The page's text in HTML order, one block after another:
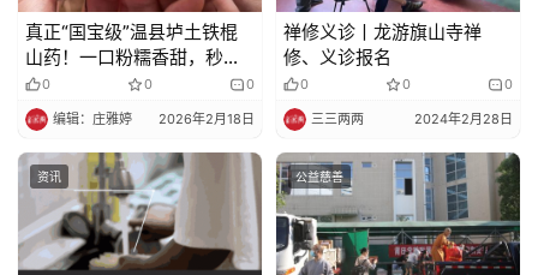
真正“国宝级”温县垆土铁棍
山药！一口粉糯香甜，秒杀
市面99％的菜山药~
0 0 0
编辑：庄雅婷 2026年2月18日
禅修义诊丨龙游旗山寺禅
修、义诊报名
0 0 0
三三两两 2024年2月28日
资讯 公益慈善